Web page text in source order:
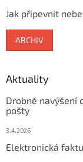
Jak připevnit
ARCHIV
Aktuality
Drobné navýšení
pošty
3.4.2026
Elektronická